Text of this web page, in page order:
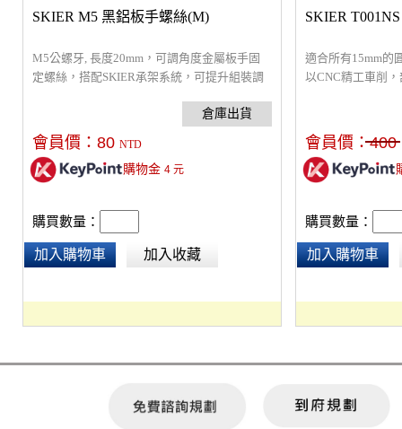
SKIER M5 黑鋁板手螺絲(M)
M5公螺牙, 長度20mm，可調角度金屬板手固
定螺絲，搭配SKIER承架系統，可提升組裝調
會員價： 80 NTD
購物金 4元
購買數量：
加入購物車 加入收藏
SKIER
適合所有15mm的
以CNC精工車削
mm。重量：40 g
會員價：400
購買數量：
加入購物車